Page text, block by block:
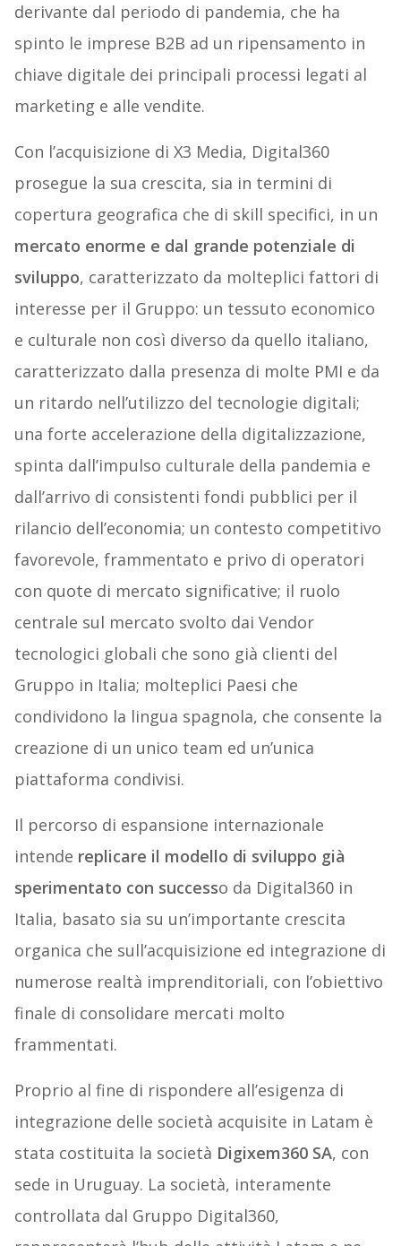
derivante dal periodo di pandemia, che ha
spinto le imprese B2B ad un ripensamento in
chiave digitale dei principali processi legati al
marketing e alle vendite.
Con l’acquisizione di X3 Media, Digital360
prosegue la sua crescita, sia in termini di
copertura geografica che di skill specifici, in un
mercato enorme e dal grande potenziale di
sviluppo, caratterizzato da molteplici fattori di
interesse per il Gruppo: un tessuto economico
e culturale non così diverso da quello italiano,
caratterizzato dalla presenza di molte PMI e da
un ritardo nell’utilizzo del tecnologie digitali;
una forte accelerazione della digitalizzazione,
spinta dall’impulso culturale della pandemia e
dall’arrivo di consistenti fondi pubblici per il
rilancio dell’economia; un contesto competitivo
favorevole, frammentato e privo di operatori
con quote di mercato significative; il ruolo
centrale sul mercato svolto dai Vendor
tecnologici globali che sono già clienti del
Gruppo in Italia; molteplici Paesi che
condividono la lingua spagnola, che consente la
creazione di un unico team ed un’unica
piattaforma condivisi.
Il percorso di espansione internazionale
intende replicare il modello di sviluppo già
sperimentato con successo da Digital360 in
Italia, basato sia su un’importante crescita
organica che sull’acquisizione ed integrazione di
numerose realtà imprenditoriali, con l’obiettivo
finale di consolidare mercati molto
frammentati.
Proprio al fine di rispondere all’esigenza di
integrazione delle società acquisite in Latam è
stata costituita la società Digixem360 SA, con
sede in Uruguay. La società, interamente
controllata dal Gruppo Digital360,